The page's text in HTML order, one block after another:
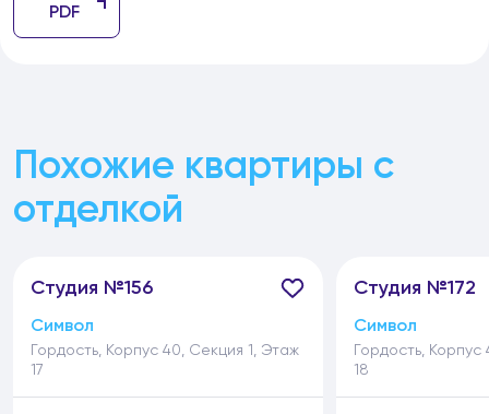
PDF
Похожие квартиры с
отделкой
Студия №156
Символ
Гордость, Корпус 40, Секция 1, Этаж
17
Студия №172
Символ
Гордость,
18